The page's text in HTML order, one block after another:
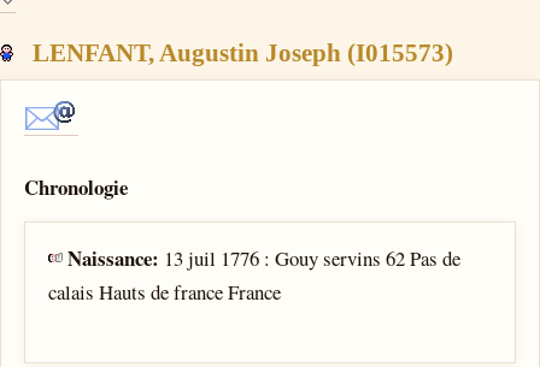
LENFANT, Augustin Joseph (I015573)
Chronologie
Naissance: 13 juil 1776 : Gouy servins 62 Pas de
calais Hauts de france France